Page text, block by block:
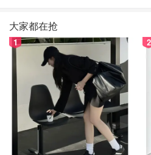
作为一个严重的手机癌症晚期患
间无聊的我只是在滑屏幕而已，
困惑。Kindle不一样，当你养成
时间就可用来读书充实自己，短
国把能就把中华上下五千年都读
大家都在抢
1 2